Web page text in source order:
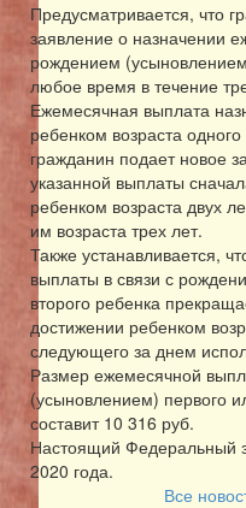
Предусматривается, что
заявление о назначении
рождением
любое время в течение
Ежемесячная выплата
ребенком возраста
гражданин подает новое
указанной выплаты
ребенком возраста двух
им возраста трех лет.
Также устанавливается,
выплаты в связи с
второго ребенка
достижении ребенком
следующего за днем
Размер ежемесячной
(усыновлением) первого
составит 10 316 руб.
Настоящий Федеральный
2020 года.
Все